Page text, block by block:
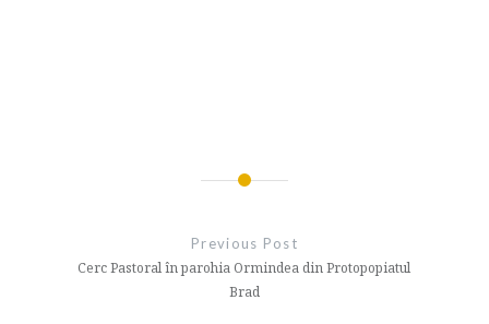
articole
Previous Post
Cerc Pastoral în parohia Ormindea din Protopopiatul
Brad